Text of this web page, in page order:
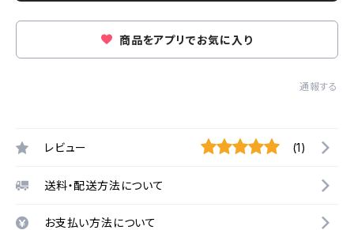
商品をアプリでお気に入り
通報する
レビュー (1)
送料・配送方法について
お支払い方法について